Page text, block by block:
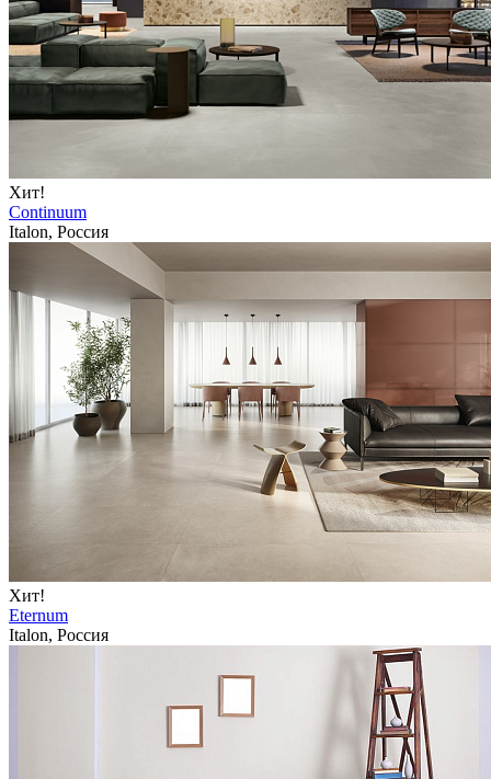
Хит!
Continuum
Italon, Россия
Хит!
Eternum
Italon, Россия